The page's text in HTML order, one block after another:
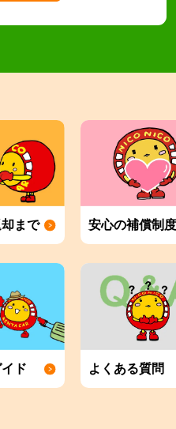
まで 安心の補償制度
ド よくある質問